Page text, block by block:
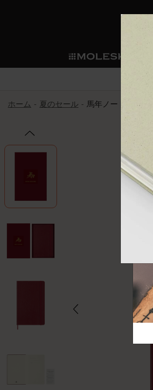
ノートブック
サブカテゴリ
モレスキン
サブカテゴリ
ライティング
サブカテゴリ
限定版ノー
サブカテゴリ
サブカテゴリ
スマートライ
サブカテゴリ
モレスキン
アプリ・サー
サブカテゴリ
カスタムダイ
カスタムノー
和紙テープ
ミニノート
別注＆コー
モレスキンメ
我々の歴史
モレスキンの
ペンと紙の力
持続可能な創
今すぐメン
ウェルカムオファ
通常特典: パーソ
バースデー特典:
先行プレビュー:
伝説的なお得情
セールへの早期
モレスキン限定イ
返品期間の延長: 1
ホーム 夏のセール 馬年ノート